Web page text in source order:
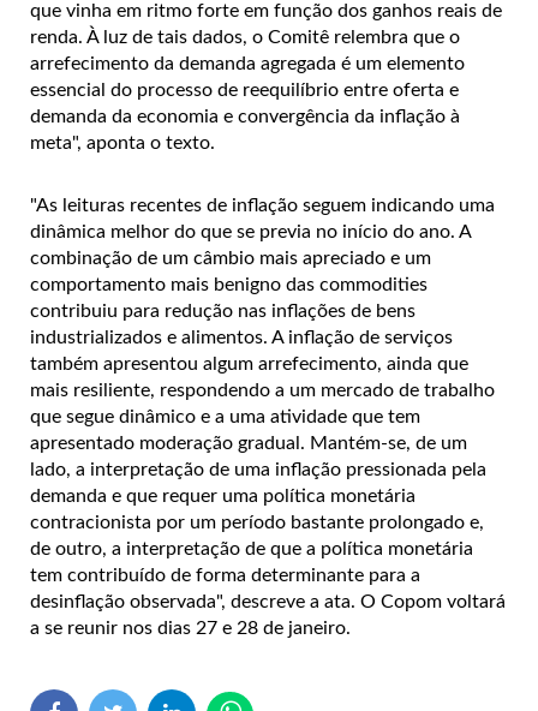
que vinha em ritmo forte em função dos ganhos reais de
renda. À luz de tais dados, o Comitê relembra que o
arrefecimento da demanda agregada é um elemento
essencial do processo de reequilíbrio entre oferta e
demanda da economia e convergência da inflação à
meta", aponta o texto.
"As leituras recentes de inflação seguem indicando uma
dinâmica melhor do que se previa no início do ano. A
combinação de um câmbio mais apreciado e um
comportamento mais benigno das commodities
contribuiu para redução nas inflações de bens
industrializados e alimentos. A inflação de serviços
também apresentou algum arrefecimento, ainda que
mais resiliente, respondendo a um mercado de trabalho
que segue dinâmico e a uma atividade que tem
apresentado moderação gradual. Mantém-se, de um
lado, a interpretação de uma inflação pressionada pela
demanda e que requer uma política monetária
contracionista por um período bastante prolongado e,
de outro, a interpretação de que a política monetária
tem contribuído de forma determinante para a
desinflação observada", descreve a ata. O Copom voltará
a se reunir nos dias 27 e 28 de janeiro.